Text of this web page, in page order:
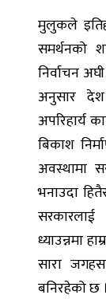
मुलुकले
समर्थनको
निर्वाचन
अनुसार
अपरिहार्य
बिकाश
अवस्थामा
भनाउदा
ध्याउन्नमा
सारा
बनिरहेको छ ।